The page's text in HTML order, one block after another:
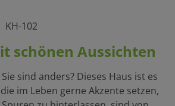
KH-102
schönen Aussichten
sind anders? Dieses Haus ist es
im Leben gerne Akzente setzen,